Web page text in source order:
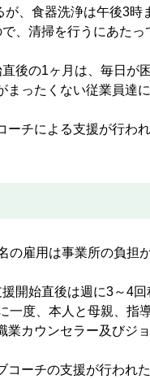
、食器洗浄は午後3時
、清掃を行うにあた
後の1ヶ月は、毎日が
ったくない従業員達
チによる支援が行われ
雇用は事業所の負担
始直後は週に3～4
度、本人と母親、指
カウンセラー及びジ
ーチの支援が行われ